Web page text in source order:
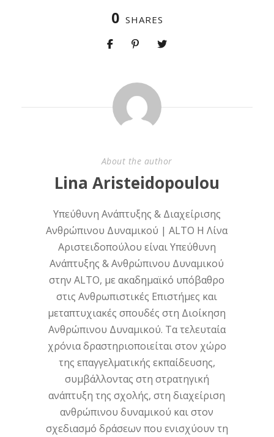
0 SHARES
About the author
Lina Aristeidopoulou
Υπεύθυνη Ανάπτυξης & Διαχείρισης
Ανθρώπινου Δυναμικού | ALTO Η Λίνα
Αριστειδοπούλου είναι Υπεύθυνη
Ανάπτυξης & Ανθρώπινου Δυναμικού
στην ALTO, με ακαδημαϊκό υπόβαθρο
στις Ανθρωπιστικές Επιστήμες και
μεταπτυχιακές σπουδές στη Διοίκηση
Ανθρώπινου Δυναμικού. Τα τελευταία
χρόνια δραστηριοποιείται στον χώρο
της επαγγελματικής εκπαίδευσης,
συμβάλλοντας στη στρατηγική
ανάπτυξη της σχολής, στη διαχείριση
ανθρώπινου δυναμικού και στον
σχεδιασμό δράσεων που ενισχύουν τη